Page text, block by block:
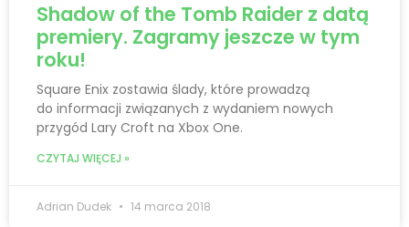
Shadow of the Tomb Raider z datą
premiery. Zagramy jeszcze w tym
roku!
Square Enix zostawia ślady, które prowadzą
do informacji związanych z wydaniem nowych
przygód Lary Croft na Xbox One.
CZYTAJ WIĘCEJ »
Adrian Dudek 14 marca 2018